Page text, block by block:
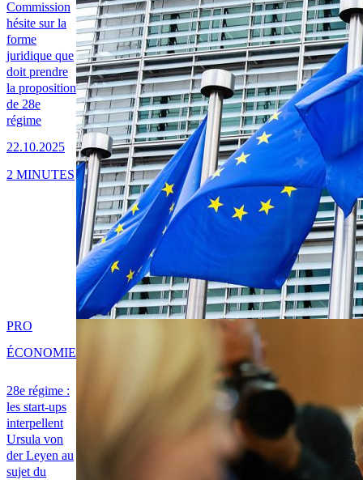
Commission
hésite sur la
forme
juridique que
doit prendre
la proposition
de 28e
régime
22.10.2025
2 MINUTES
28e régime :
les start-ups
interpellent
Ursula von
der Leyen au
sujet du
PRO
ÉCONOMIE